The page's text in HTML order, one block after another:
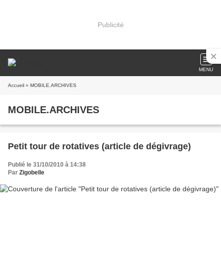
Publicité
MENU
Accueil » MOBILE.ARCHIVES
MOBILE.ARCHIVES
Petit tour de rotatives (article de dégivrage)
Publié le 31/10/2010 à 14:38
Par Zigobelle